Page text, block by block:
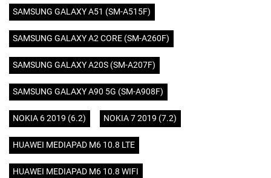
SAMSUNG GALAXY A51 (SM-A515F)
SAMSUNG GALAXY A2 CORE (SM-A260F)
SAMSUNG GALAXY A20S (SM-A207F)
SAMSUNG GALAXY A90 5G (SM-A908F)
NOKIA 6 2019 (6.2) NOKIA 7 2019 (7.2)
HUAWEI MEDIAPAD M6 10.8 LTE
HUAWEI MEDIAPAD M6 10.8 WIFI